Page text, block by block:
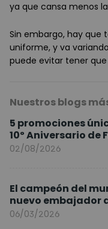
ya que cansa menos
Sin embargo, hay que
uniforme, y va
puede evitar tener
Nuestros blogs
5 promociones
10º Aniversario de
02/08/2026
El campeón del
nuevo embajador
Europa
06/03/2026